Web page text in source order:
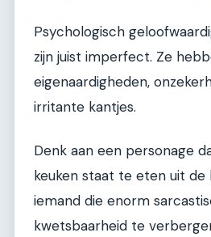
Psychologisch
zijn juist imperfect. Ze
eigenaardigheden,
irritante kantjes.
Denk aan een personage
keuken staat te eten uit de
iemand die enorm
kwetsbaarheid te